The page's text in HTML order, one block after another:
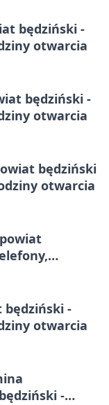
będziński -
otwarcia
będziński -
otwarcia
będziński
otwarcia
powiat
będziński -
otwarcia
-